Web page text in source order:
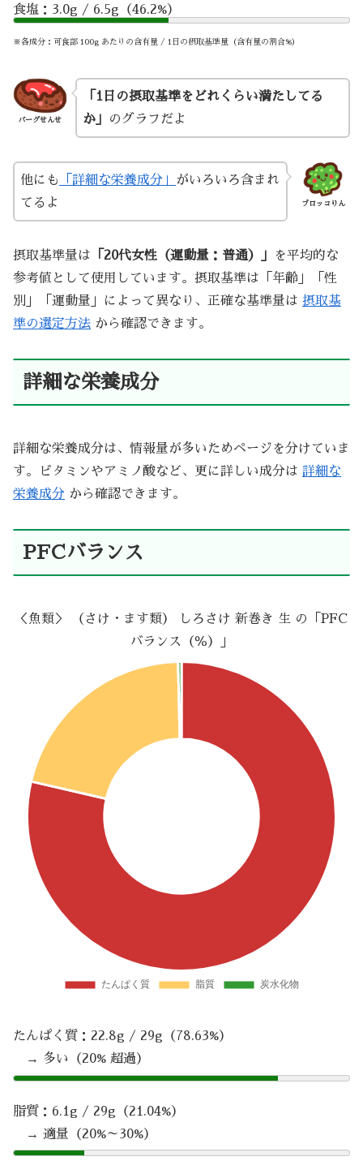
食塩：3.0g / 6.5g（46.2%）
※各成分：可食部 100g あたりの含有量 / 1日の摂取基準量（含有量の割合%）
バーグせんせ
「1日の摂取基準をどれくらい満たしてる
か」
のグラフだよ
ブロッコりん
他にも 「詳細な栄養成分」
がいろいろ含まれ
てるよ
摂取基準量は 「20代女性（運動量：普通）」
を平均的な
参考値として使用しています。摂取基準は「年齢」「性
別」「運動量」によって異なり、正確な基準量は 摂取基
準の選定方法 から確認できます。
詳細な栄養成分
詳細な栄養成分は、情報量が多いためページを分けていま
す。ビタミンやアミノ酸など、更に詳しい成分は 詳細な
栄養成分 から確認できます。
PFCバランス
＜魚類＞ （さけ・ます類） しろさけ 新巻き 生 の「PFC
バランス（％）」
たんぱく質：22.8g / 29g（78.63%）
→ 多い（20% 超過）
脂質：6.1g / 29g（21.04%）
→ 適量（20%～30%）